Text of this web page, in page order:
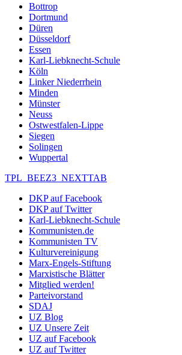
Bottrop
Dortmund
Düren
Düsseldorf
Essen
Karl-Liebknecht-Schule
Köln
Linker Niederrhein
Minden
Münster
Neuss
Ostwestfalen-Lippe
Siegen
Solingen
Wuppertal
TPL_BEEZ3_NEXTTAB
DKP auf Facebook
DKP auf Twitter
Karl-Liebknecht-Schule
Kommunisten.de
Kommunisten TV
Kulturvereinigung
Marx-Engels-Stiftung
Marxistische Blätter
Mitglied werden!
Parteivorstand
SDAJ
UZ Blog
UZ Unsere Zeit
UZ auf Facebook
UZ auf Twitter